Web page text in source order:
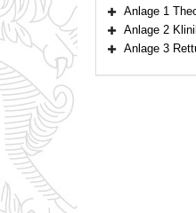
Bereich
Anlage 1
Bereich
Anlage 2
Anlage 3